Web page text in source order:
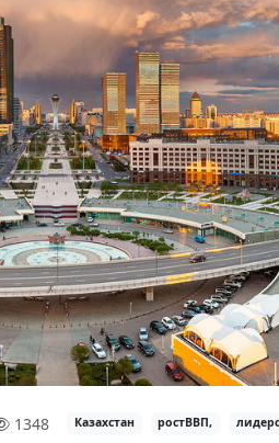
1348 Казахстан ростВВП,